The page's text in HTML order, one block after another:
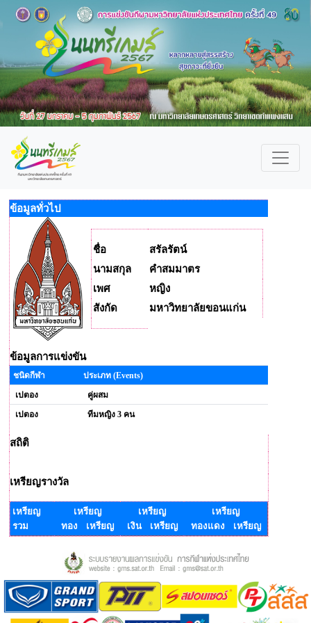
ข้อมูลทั่วไป
ชื่อ
สรัลรัตน์
นามสกุล
คำสมมาตร
เพศ
หญิง
สังกัด
มหาวิทยาลัยขอนแก่น
ข้อมูลการแข่งขัน
ชนิดกีฬา
ประเภท (Events)
เปตอง
คู่ผสม
เปตอง
ทีมหญิง 3 คน
สถิติ
เหรียญรางวัล
เหรียญ
รวม
เหรียญ
ทอง เหรียญ
เหรียญ
เงิน เหรียญ
เหรียญ
ทองแดง เหรียญ